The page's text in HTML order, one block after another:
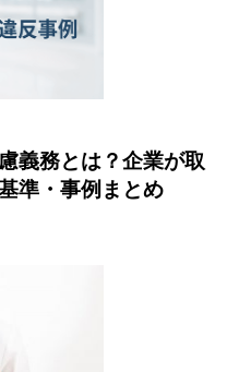
義務とは？企業が取
準・事例まとめ